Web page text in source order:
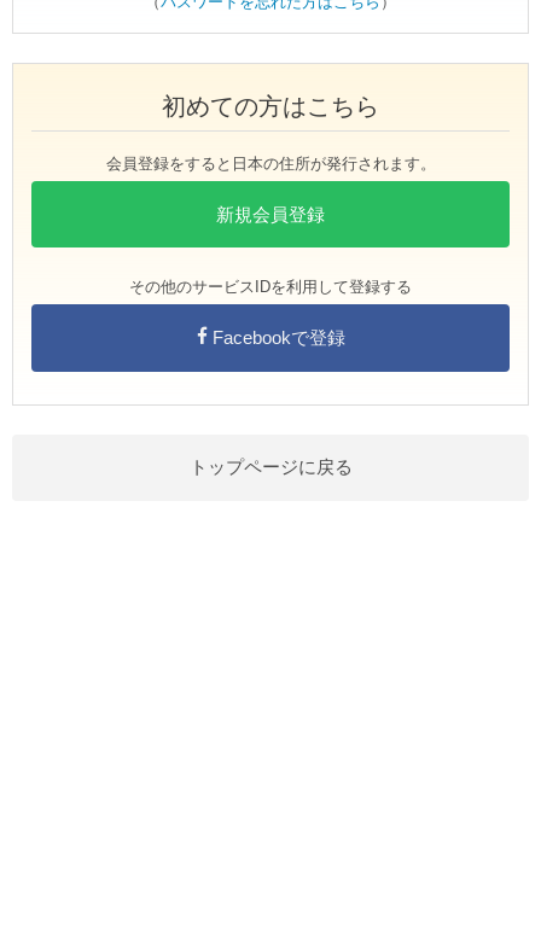
初めての方はこちら
会員登録をすると日本の住所が発行されます。
新規会員登録
その他のサービスIDを利用して登録する
Facebookで登録
トップページに戻る